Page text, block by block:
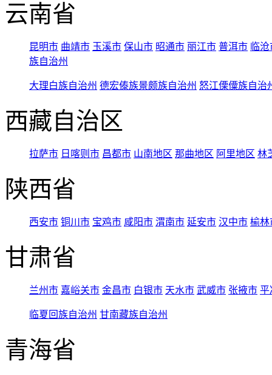
云南省
昆明市 曲靖市 玉溪市 保山市 昭通市 丽江市 普洱市 临
族自治州
大理白族自治州 德宏傣族景颇族自治州 怒江傈僳族自治
西藏自治区
拉萨市 日喀则市 昌都市 山南地区 那曲地区 阿里地区 林
陕西省
西安市 铜川市 宝鸡市 咸阳市 渭南市 延安市 汉中市 榆林
甘肃省
兰州市 嘉峪关市 金昌市 白银市 天水市 武威市 张掖市 平
临夏回族自治州 甘南藏族自治州
青海省